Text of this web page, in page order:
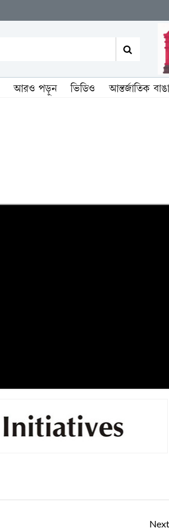
আরও পড়ুন ভিডিও আন্তর্জাতিক